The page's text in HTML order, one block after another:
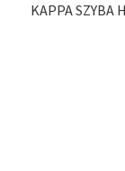
KAPPA SZYBA